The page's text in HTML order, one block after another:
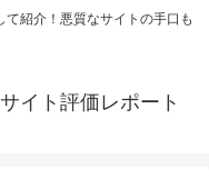
紹介！悪質なサイトの手口も
イト評価レポート